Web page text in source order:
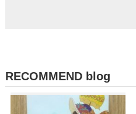
RECOMMEND blog